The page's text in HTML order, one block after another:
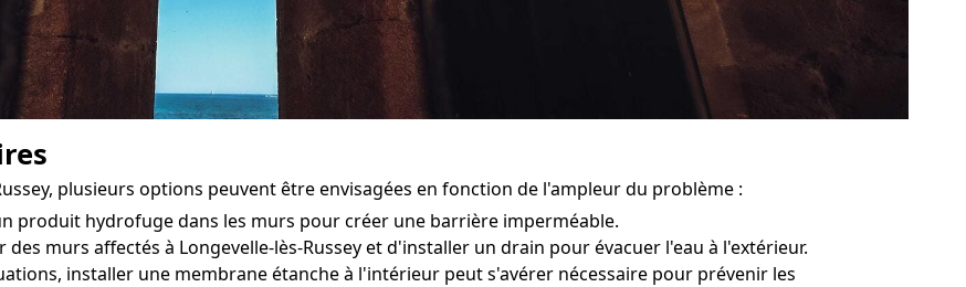
plusieurs options peuvent être envisagées en fonction de l'ampleur du problème :
produit hydrofuge dans les murs pour créer une barrière imperméable.
murs affectés à Longevelle-lès-Russey et d'installer un drain pour évacuer l'eau à l'extérieur.
installer une membrane étanche à l'intérieur peut s'avérer nécessaire pour prévenir les